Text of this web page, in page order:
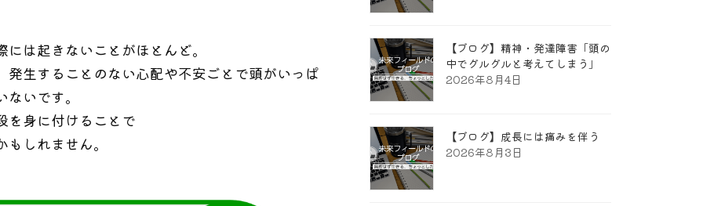
は起きないことがほとんど。
生することのない心配や不安ごとで頭がいっぱ
いです。
を身に付けることで
しれません。
【ブログ】精神・発達障害「頭の
中でグルグルと考えてしまう」
2026年8月4日
【ブログ】成長には痛みを伴う
2026年8月3日